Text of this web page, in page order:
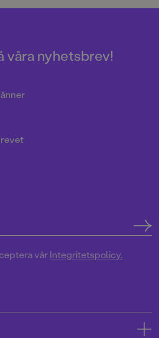
om
våra nyhetsbrev!
vårIntegritetspolicy.